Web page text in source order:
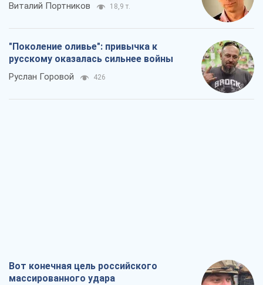
Виталий Портников 18,9 т.
"Поколение оливье": привычка к
русскому оказалась сильнее войны
Руслан Горовой 426
Вот конечная цель российского
массированного удара